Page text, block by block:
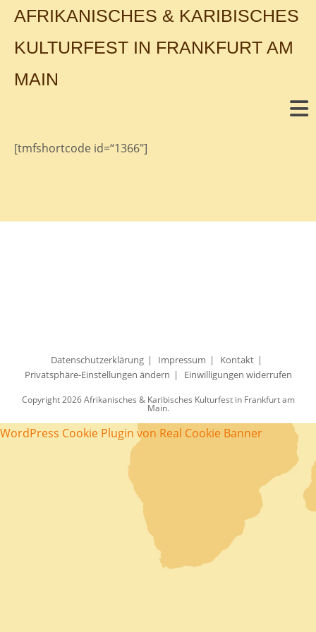
AFRIKANISCHES & KARIBISCHES
KULTURFEST IN FRANKFURT AM
MAIN
[tmfshortcode id=“1366″]
Datenschutzerklärung Impressum
Kontakt
Privatsphäre-Einstellungen ändern
Einwilligungen widerrufen
Copyright 2026 Afrikanisches & Karibisches Kulturfest in Frankfurt am
Main.
WordPress Cookie Plugin von Real Cookie Banner